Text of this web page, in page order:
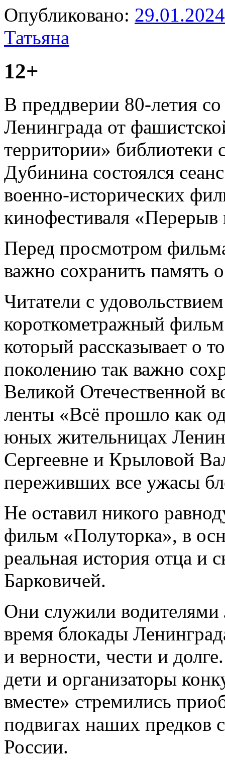
Опубликовано: 29.01.2024
Татьяна
12+
В преддверии 80-летия
Ленинграда от
территории»
Дубинина состоялся
военно-исторических
кинофестиваля «Перерыв
Перед просмотром
важно сохранить память
Читатели с
короткометражный фильм
который рассказывает о
поколению так важно
Великой Отечественной
ленты «Всё прошло как
юных жительницах
Сергеевне и Крыловой
переживших все ужасы
Не оставил никого
фильм «Полуторка», в
реальная история отца и
Барковичей.
Они служили водителями
время блокады
и верности, чести и
дети и организаторы
вместе» стремились
подвигах наших предков
России.